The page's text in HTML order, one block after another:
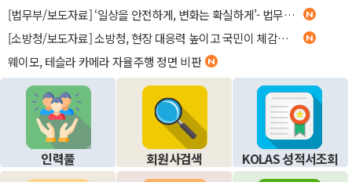
[법무부/보도자료] ‘일상을 안전하게, 변화는 확실하게’- 법무부 2026년도 하반기 업무계획 보고 -
[소방청/보도자료] 소방청, 현장 대응력 높이고 국민이 체감하는 안전정책 강화
웨이모, 테슬라 카메라 자율주행 정면 비판
인력풀 회원사검색 KOLAS 성적서조회